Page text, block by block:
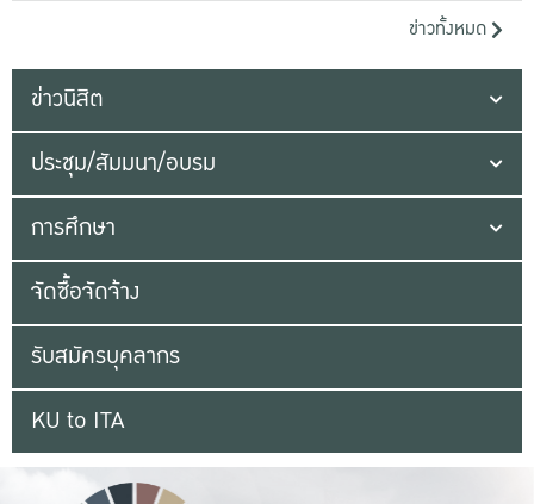
ข่าวทั้งหมด
ข่าวนิสิต
ประชุม/สัมมนา/อบรม
การศึกษา
จัดซื้อจัดจ้าง
รับสมัครบุคลากร
KU to ITA